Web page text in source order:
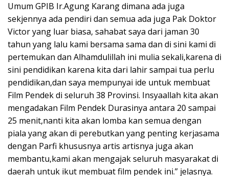
Umum GPIB Ir.Agung Karang dimana ada juga
sekjennya ada pendiri dan semua ada juga Pak Doktor
Victor yang luar biasa, sahabat saya dari jaman 30
tahun yang lalu kami bersama sama dan di sini kami di
pertemukan dan Alhamdulillah ini mulia sekali,karena di
sini pendidikan karena kita dari lahir sampai tua perlu
pendidikan,dan saya mempunyai ide untuk membuat
Film Pendek di seluruh 38 Provinsi. Insyaallah kita akan
mengadakan Film Pendek Durasinya antara 20 sampai
25 menit,nanti kita akan lomba kan semua dengan
piala yang akan di perebutkan yang penting kerjasama
dengan Parfi khususnya artis artisnya juga akan
membantu,kami akan mengajak seluruh masyarakat di
daerah untuk ikut membuat film pendek ini.” jelasnya.